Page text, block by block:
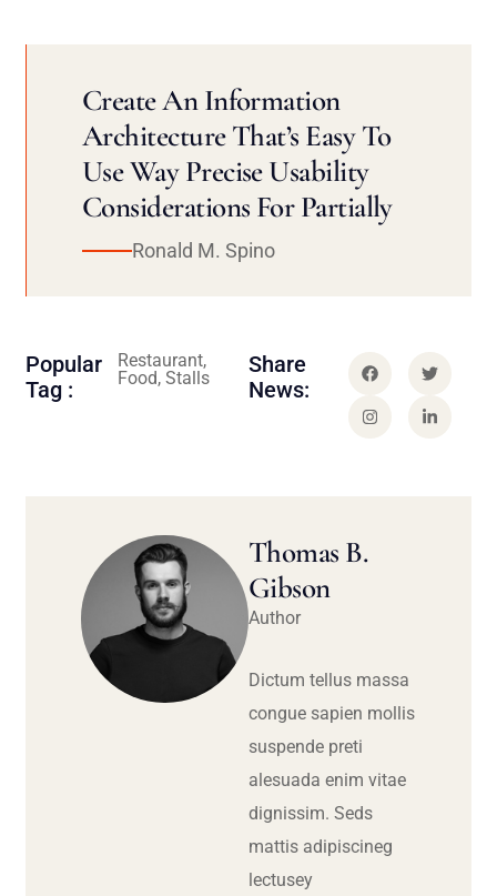
Create An Information
Architecture That’s Easy To
Use Way Precise Usability
Considerations For Partially
Ronald M. Spino
Popular
Tag :
Restaurant,
Food, Stalls
Share
News:
Thomas B.
Gibson
Author
Dictum tellus massa
congue sapien mollis
suspende preti
alesuada enim vitae
dignissim. Seds
mattis adipiscineg
lectusey